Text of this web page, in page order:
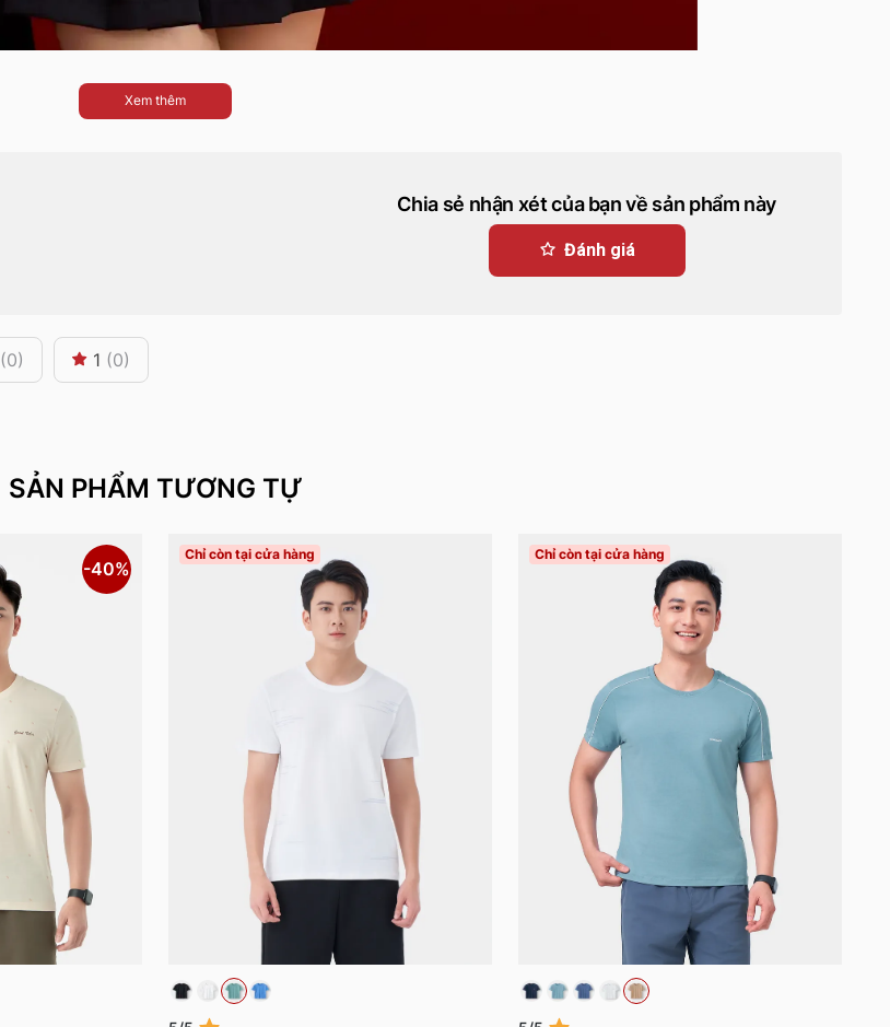
Xem thêm
Chia sẻ nhận xét của bạn về sản phẩm này
Đánh giá
(0) 1 (0)
SẢN PHẨM TƯƠNG TỰ
-40%
Chỉ còn tại cửa hàng Chỉ còn tại cửa hàng